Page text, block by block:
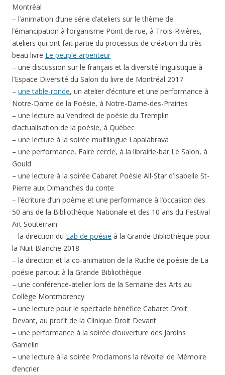
Montréal
– l’animation d’une série d’ateliers sur le thème de
l’émancipation à l’organisme Point de rue, à Trois-Rivières,
ateliers qui ont fait partie du processus de création du très
beau livre Le peuple arpenteur
– une discussion sur le français et la diversité linguistique à
l’Espace Diversité du Salon du livre de Montréal 2017
– une table-ronde, un atelier d’écriture et une performance à
Notre-Dame de la Poésie, à Notre-Dame-des-Prairies
– une lecture au Vendredi de poésie du Tremplin
d’actualisation de la poésie, à Québec
– une lecture à la soirée multilingue Lapalabrava
– une performance, Faire cercle, à la librairie-bar Le Salon, à
Gould
– une lecture à la soirée Cabaret Poésie All-Star d’Isabelle St-
Pierre aux Dimanches du conte
– l’écriture d’un poème et une performance à l’occasion des
50 ans de la Bibliothèque Nationale et des 10 ans du Festival
Art Souterrain
– la direction du Lab de poésie à la Grande Bibliothèque pour
la Nuit Blanche 2018
– la direction et la co-animation de la Ruche de poésie de La
poésie partout à la Grande Bibliothèque
– une conférence-atelier lors de la Semaine des Arts au
Collège Montmorency
– une lecture pour le spectacle bénéfice Cabaret Droit
Devant, au profit de la Clinique Droit Devant
– une performance à la soirée d’ouverture des Jardins
Gamelin
– une lecture à la soirée Proclamons la révolte! de Mémoire
d’encrier